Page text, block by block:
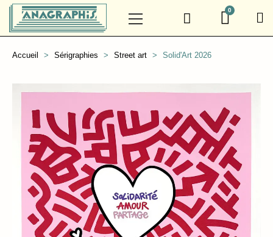
Accueil Sérigraphies Street art Solid'Art 2026